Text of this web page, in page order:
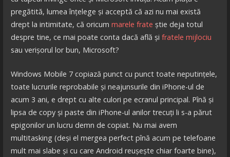
pregătită, lumea înțelege și acceptă că azi nu mai există
drept la intimitate, că oricum marele frate știe deja totul
despre tine, ce mai poate conta dacă află și fratele mijlociu
sau verișorul lor bun, Microsoft?
Windows Mobile 7 copiază punct cu punct toate neputințele,
toate lucrurile reprobabile și neajunsurile din iPhone-ul de
acum 3 ani, e drept cu alte culori pe ecranul principal. Pînă și
lipsa de copy și paste din iPhone-ul anilor trecuți li s-a părut
epigonilor un lucru demn de copiat. Nu mai avem
multitasking (deși el mergea perfect pînă acum pe telefoane
mult mai slabe și cu care Android reușește chiar foarte bine),